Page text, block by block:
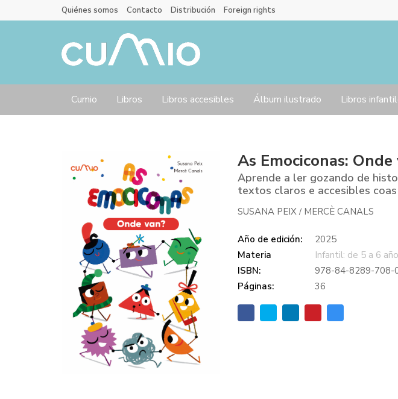
Quiénes somos Contacto Distribución Foreign rights
Cumio Libros Libros accesibles Álbum ilustrado Libros
As Emociconas: Onde
Aprende a ler gozando de
textos claros e accesibles coas
SUSANA PEIX/ MERCÈ CANALS
Año de edición:
2025
Materia
Infantil: de 5 a 6
ISBN:
978-84-8289-708-
Páginas:
36